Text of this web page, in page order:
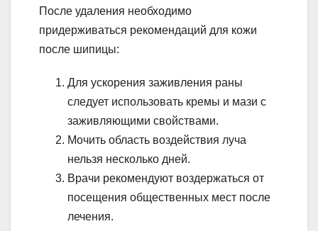
После удаления необходимо
придерживаться рекомендаций для кожи
после шипицы:
Для ускорения заживления раны
следует использовать кремы и мази с
заживляющими свойствами.
Мочить область воздействия луча
нельзя несколько дней.
Врачи рекомендуют воздержаться от
посещения общественных мест после
лечения.